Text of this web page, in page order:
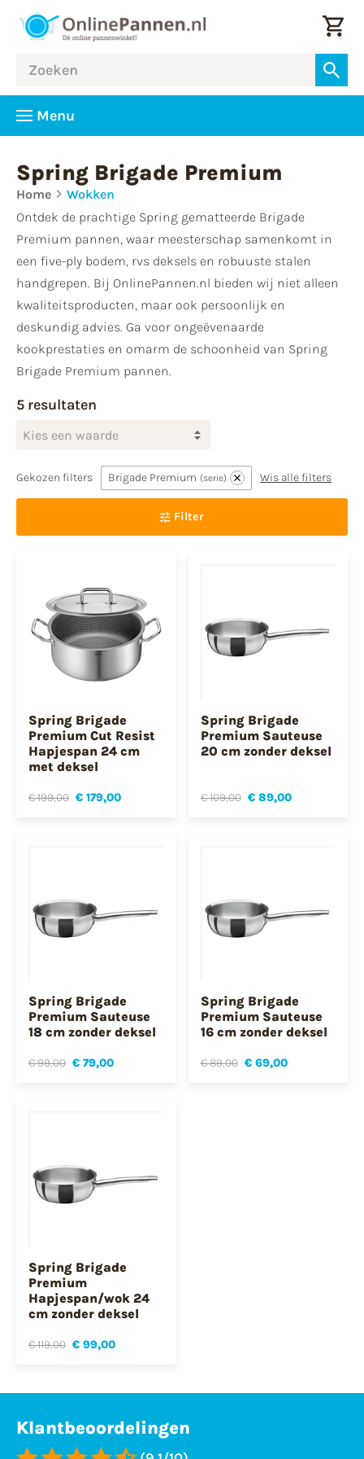
Menu
Spring Brigade Premium
Home
Wokken
Ontdek de prachtige Spring gematteerde Brigade
Premium pannen, waar meesterschap samenkomt in
een five-ply bodem, rvs deksels en robuuste stalen
handgrepen. Bij OnlinePannen.nl bieden wij niet alleen
kwaliteitsproducten, maar ook persoonlijk en
deskundig advies. Ga voor ongeëvenaarde
kookprestaties en omarm de schoonheid van Spring
Brigade Premium pannen.
5 resultaten
Kies een waarde
Gekozen filters Brigade Premium serie Wis alle filters
Filter
Spring Brigade
Premium Cut Resist
Hapjespan 24 cm
met deksel
€ 199,00 € 179,00
Spring Brigade
Premium Sauteuse
20 cm zonder deksel
€ 109,00 € 89,00
Spring Brigade
Premium Sauteuse
18 cm zonder deksel
€ 99,00 € 79,00
Spring Brigade
Premium Sauteuse
16 cm zonder deksel
€ 89,00 € 69,00
Spring Brigade
Premium
Hapjespan/wok 24
cm zonder deksel
€ 119,00 € 99,00
Klantbeoordelingen